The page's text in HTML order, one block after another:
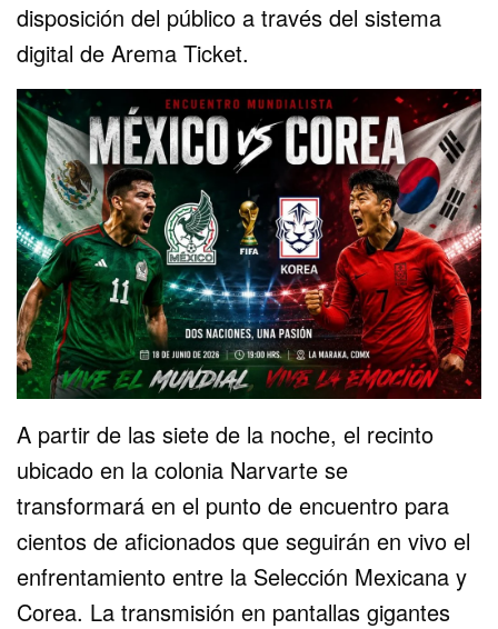
disposición del público a través del sistema
digital de Arema Ticket.
A partir de las siete de la noche, el recinto
ubicado en la colonia Narvarte se
transformará en el punto de encuentro para
cientos de aficionados que seguirán en vivo el
enfrentamiento entre la Selección Mexicana y
Corea. La transmisión en pantallas gigantes